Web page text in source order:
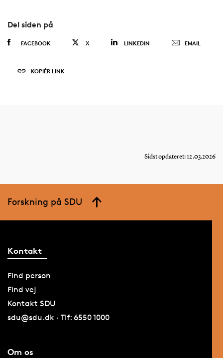
Del siden på
FACEBOOK X LINKEDIN EMAIL
KOPIÉR LINK
Sidst opdateret: 12.03.2026
Forskning på SDU
Kontakt
Find person
Find vej
Kontakt SDU
sdu@sdu.dk · Tlf: 6550 1000
Om os